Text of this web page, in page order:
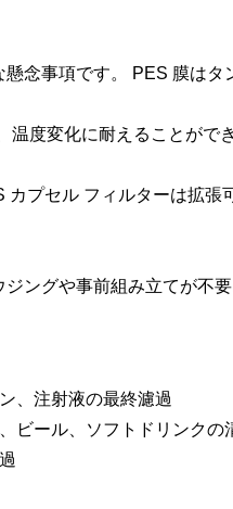
念事項です。 PES 膜は
度変化に耐えることが
プセル フィルターは拡
ングや事前組み立てが
、注射液の最終濾過
ビール、ソフトドリンクの